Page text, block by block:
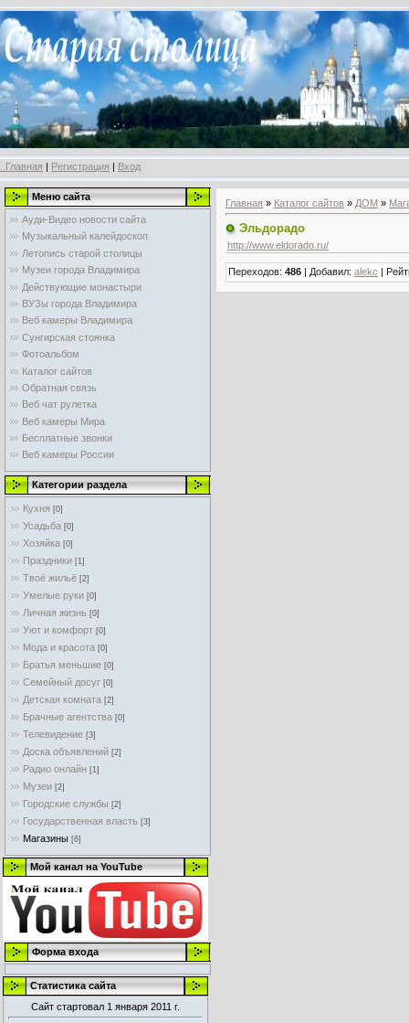
..Главная | Регистрация | Вход
Меню сайта
Ауди-Видео новости сайта
Музыкальный калейдоскоп
Летопись старой столицы
Музеи города Владимира
Действующие монастыри
ВУЗы города Владимира
Веб камеры Владимира
Сунгирская стоянка
Фотоальбом
Каталог сайтов
Обратная связь
Веб чат рулетка
Веб камеры Мира
Бесплатные звонки
Веб камеры России
Категории раздела
Кухня [0]
Усадьба [0]
Хозяйка [0]
Праздники [1]
Твоё жильё [2]
Умелые руки [0]
Личная жизнь [0]
Уют и комфорт [0]
Мода и красота [0]
Братья меньшие [0]
Семейный досуг [0]
Детская комната [2]
Брачные агентства [0]
Телевидение [3]
Доска объявлений [2]
Радио онлайн [1]
Музеи [2]
Городские службы [2]
Государственная власть [3]
Магазины [6]
Мой канал на YouTube
Форма входа
Статистика сайта
Сайт стартовал 1 января 2011 г.
Главная » Каталог сайтов » ДОМ »
Эльдорадо
http://www.eldorado.ru/
Переходов: 486 | Добавил: alekc |